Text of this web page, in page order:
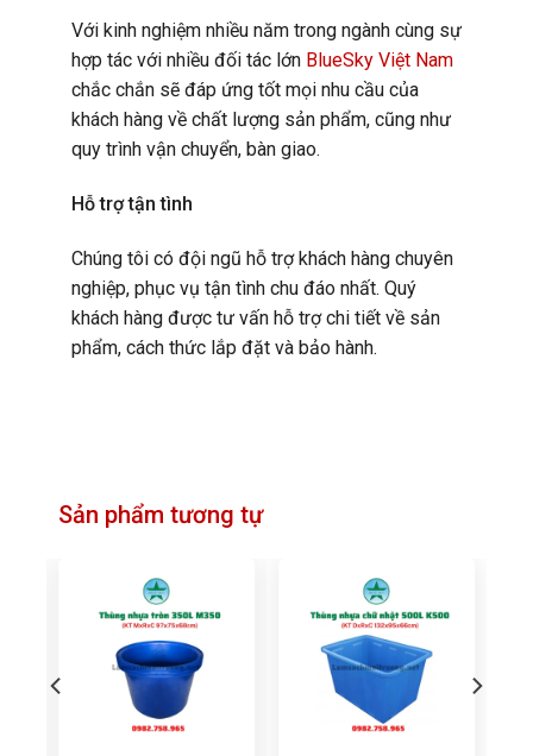
Với kinh nghiệm nhiều năm trong ngành cùng sự
hợp tác với nhiều đối tác lớn BlueSky Việt Nam
chắc chắn sẽ đáp ứng tốt mọi nhu cầu của
khách hàng về chất lượng sản phẩm, cũng như
quy trình vận chuyển, bàn giao.
Hỗ trợ tận tình
Chúng tôi có đội ngũ hỗ trợ khách hàng chuyên
nghiệp, phục vụ tận tình chu đáo nhất. Quý
khách hàng được tư vấn hỗ trợ chi tiết về sản
phẩm, cách thức lắp đặt và bảo hành.
Sản phẩm tương tự